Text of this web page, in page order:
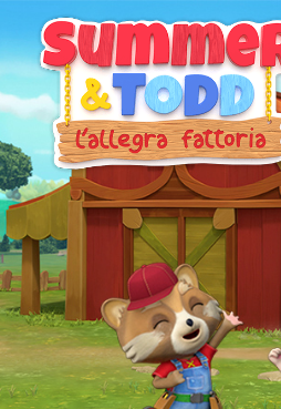
Navigazione